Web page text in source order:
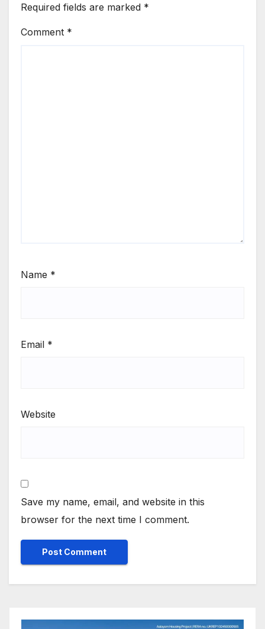
Required fields are marked *
Comment *
Name *
Email *
Website
Save my name, email, and website in this
browser for the next time I comment.